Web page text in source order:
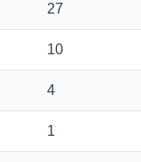
27
10
4
1